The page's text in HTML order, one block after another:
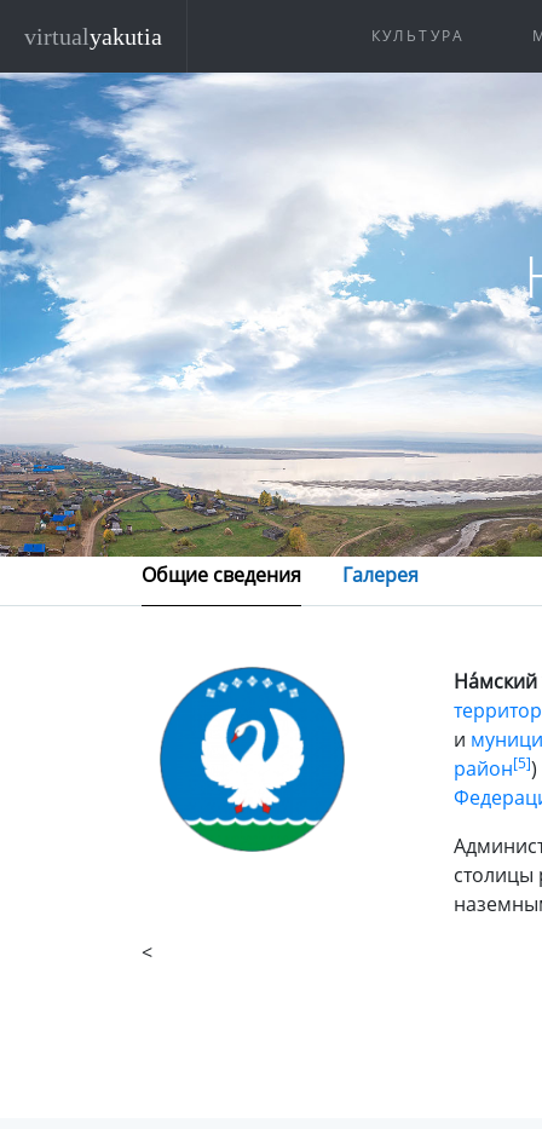
virtualyakutia КУЛЬТУРА
Общие сведения Галерея
На́мский
и
район[5]
столицы
<